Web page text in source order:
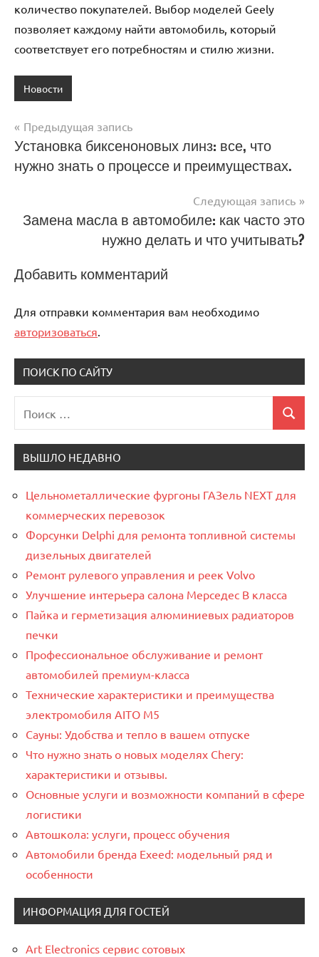
количество покупателей. Выбор моделей Geely
позволяет каждому найти автомобиль, который
соответствует его потребностям и стилю жизни.
Новости
Навигация
по
Предыдущая запись
Установка биксеноновых линз: все, что
нужно знать о процессе и преимуществах.
Следующая запись
Замена масла в автомобиле: как часто это
нужно делать и что учитывать?
Добавить комментарий
Для отправки комментария вам необходимо
авторизоваться.
ПОИСК ПО САЙТУ
для:
Поиск
ВЫШЛО НЕДАВНО
Цельнометаллические фургоны ГАЗель NEXT для
коммерческих перевозок
Форсунки Delphi для ремонта топливной системы
дизельных двигателей
Ремонт рулевого управления и реек Volvo
Улучшение интерьера салона Мерседес В класса
Пайка и герметизация алюминиевых радиаторов
печки
Профессиональное обслуживание и ремонт
автомобилей премиум-класса
Технические характеристики и преимущества
электромобиля AITO M5
Сауны: Удобства и тепло в вашем отпуске
Что нужно знать о новых моделях Chery:
характеристики и отзывы.
Основные услуги и возможности компаний в сфере
логистики
Автошкола: услуги, процесс обучения
Автомобили бренда Exeed: модельный ряд и
особенности
ИНФОРМАЦИЯ ДЛЯ ГОСТЕЙ
Art Electronics сервис сотовых